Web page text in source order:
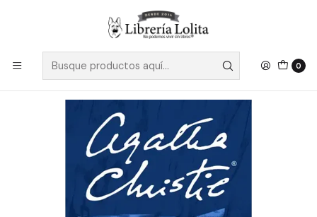
0
Despacho a todo Chile